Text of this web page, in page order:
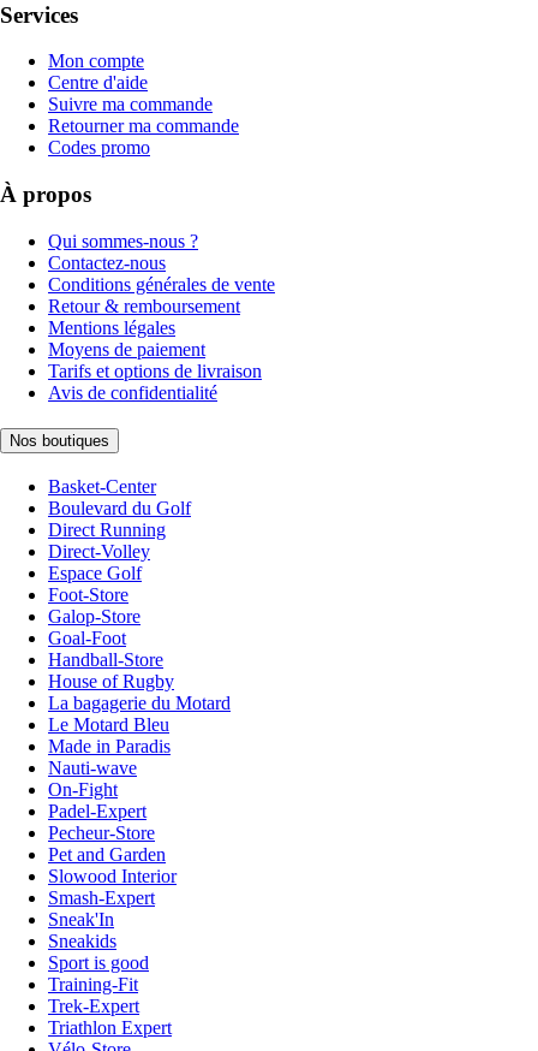
Services
Mon compte
Centre d'aide
Suivre ma commande
Retourner ma commande
Codes promo
À propos
Qui sommes-nous ?
Contactez-nous
Conditions générales de vente
Retour & remboursement
Mentions légales
Moyens de paiement
Tarifs et options de livraison
Avis de confidentialité
Nos boutiques
Basket-Center
Boulevard du Golf
Direct Running
Direct-Volley
Espace Golf
Foot-Store
Galop-Store
Goal-Foot
Handball-Store
House of Rugby
La bagagerie du Motard
Le Motard Bleu
Made in Paradis
Nauti-wave
On-Fight
Padel-Expert
Pecheur-Store
Pet and Garden
Slowood Interior
Smash-Expert
Sneak'In
Sneakids
Sport is good
Training-Fit
Trek-Expert
Triathlon Expert